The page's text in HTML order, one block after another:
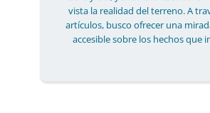
vista la realidad del terreno. A
artículos, busco ofrecer una
accesible sobre los hechos que